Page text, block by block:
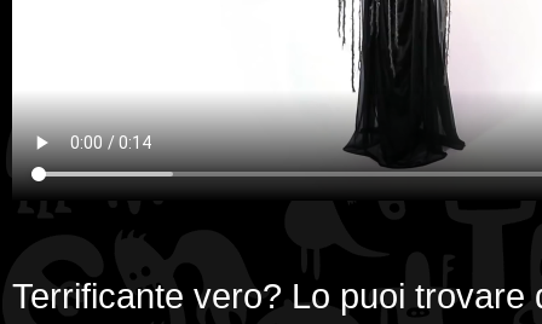
Terrificante vero? Lo puoi trovare